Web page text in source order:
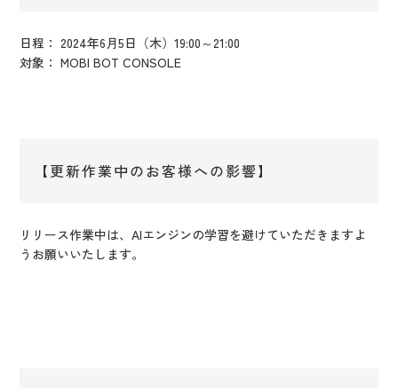
日程： 2024年6月5日（木）19:00～21:00
対象： MOBI BOT CONSOLE
【更新作業中のお客様への影響】
リリース作業中は、AIエンジンの学習を避けていただきますよ
うお願いいたします。